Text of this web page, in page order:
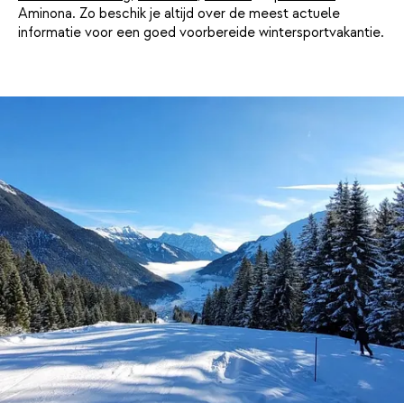
Aminona. Zo beschik je altijd over de meest actuele
informatie voor een goed voorbereide wintersportvakantie.